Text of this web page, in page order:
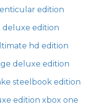
edition
deluxe edition
hd edition
deluxe edition
steelbook edition
edition xbox one